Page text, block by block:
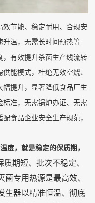
节能、稳定耐用、合规安
升温，无需长时间预热等
有效提升杀菌生产线流转
能模式，杜绝无效空烧、
提升，显著降低食品厂生
准，无需锅炉办证、无需
食品企业安全生产规范，
度，就是稳定的保质期，
期短、批次不稳定、
专用热源是最高效、
生器以精准恒温、彻底